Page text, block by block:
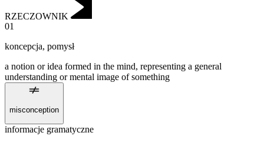
RZECZOWNIK
01
koncepcja, pomysł
a notion or idea formed in the mind, representing a general
understanding or mental image of something
misconception
informacje gramatyczne